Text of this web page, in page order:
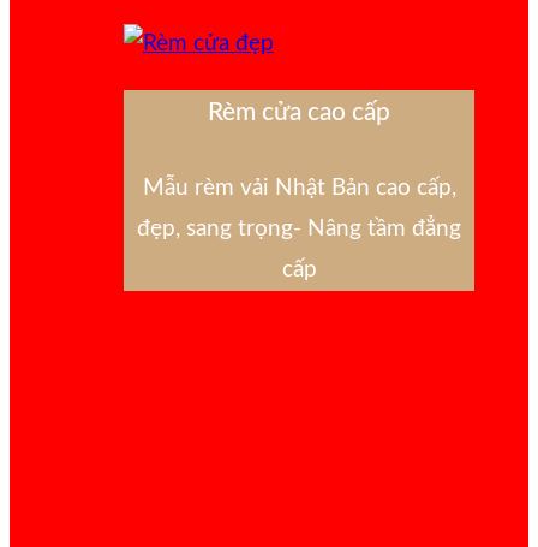
Rèm cửa cao cấp
Mẫu rèm vải Nhật Bản cao cấp,
đẹp, sang trọng- Nâng tầm đẳng
cấp